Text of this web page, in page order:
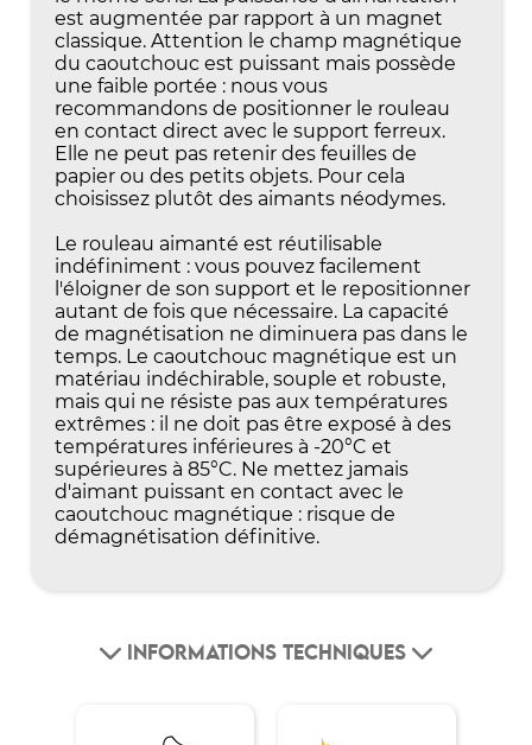
est augmentée par rapport à un magnet
classique. Attention le champ magnétique
du caoutchouc est puissant mais possède
une faible portée : nous vous
recommandons de positionner le rouleau
en contact direct avec le support ferreux.
Elle ne peut pas retenir des feuilles de
papier ou des petits objets. Pour cela
choisissez plutôt des aimants néodymes.
Le rouleau aimanté est réutilisable
indéfiniment : vous pouvez facilement
l'éloigner de son support et le repositionner
autant de fois que nécessaire. La capacité
de magnétisation ne diminuera pas dans le
temps. Le caoutchouc magnétique est un
matériau indéchirable, souple et robuste,
mais qui ne résiste pas aux températures
extrêmes : il ne doit pas être exposé à des
températures inférieures à -20°C et
supérieures à 85°C. Ne mettez jamais
d'aimant puissant en contact avec le
caoutchouc magnétique : risque de
démagnétisation définitive.
INFORMATIONS TECHNIQUES